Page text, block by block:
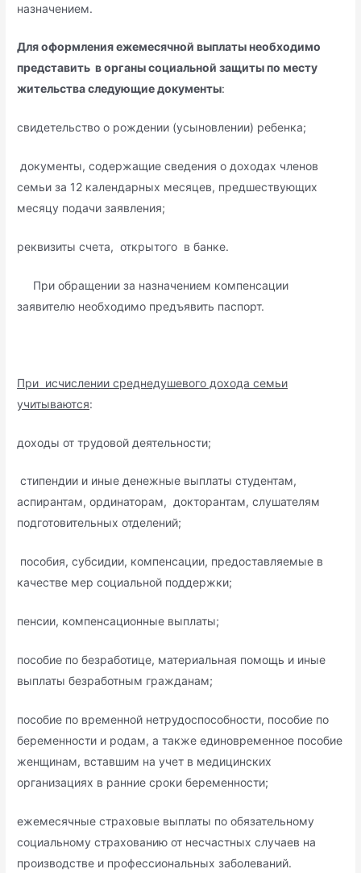
назначением.
Для оформления ежемесячной выплаты необходимо
представить в органы социальной защиты по месту
жительства следующие документы:
свидетельство о рождении (усыновлении) ребенка;
документы, содержащие сведения о доходах членов
семьи за 12 календарных месяцев, предшествующих
месяцу подачи заявления;
реквизиты счета, открытого в банке.
При обращении за назначением компенсации
заявителю необходимо предъявить паспорт.
При исчислении среднедушевого дохода семьи
учитываются:
доходы от трудовой деятельности;
стипендии и иные денежные выплаты студентам,
аспирантам, ординаторам, докторантам, слушателям
подготовительных отделений;
пособия, субсидии, компенсации, предоставляемые в
качестве мер социальной поддержки;
пенсии, компенсационные выплаты;
пособие по безработице, материальная помощь и иные
выплаты безработным гражданам;
пособие по временной нетрудоспособности, пособие по
беременности и родам, а также единовременное пособие
женщинам, вставшим на учет в медицинских
организациях в ранние сроки беременности;
ежемесячные страховые выплаты по обязательному
социальному страхованию от несчастных случаев на
производстве и профессиональных заболеваний.